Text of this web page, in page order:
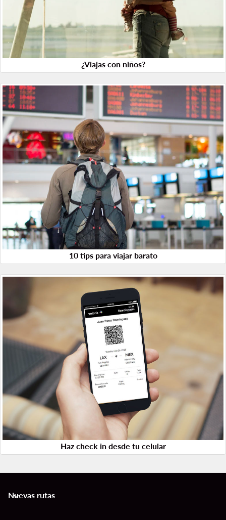
¿Viajas con niños?
10 tips para viajar barato
Haz check in desde tu celular
Nuevas rutas
keyboard_arrow_down